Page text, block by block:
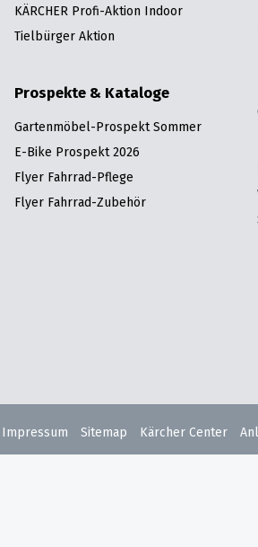
KÄRCHER Profi-Aktion Indoor
Tielbürger Aktion
Prospekte & Kataloge
Gartenmöbel-Prospekt Sommer
E-Bike Prospekt 2026
Flyer Fahrrad-Pflege
Flyer Fahrrad-Zubehör
Impressum Sitemap Kärcher Center